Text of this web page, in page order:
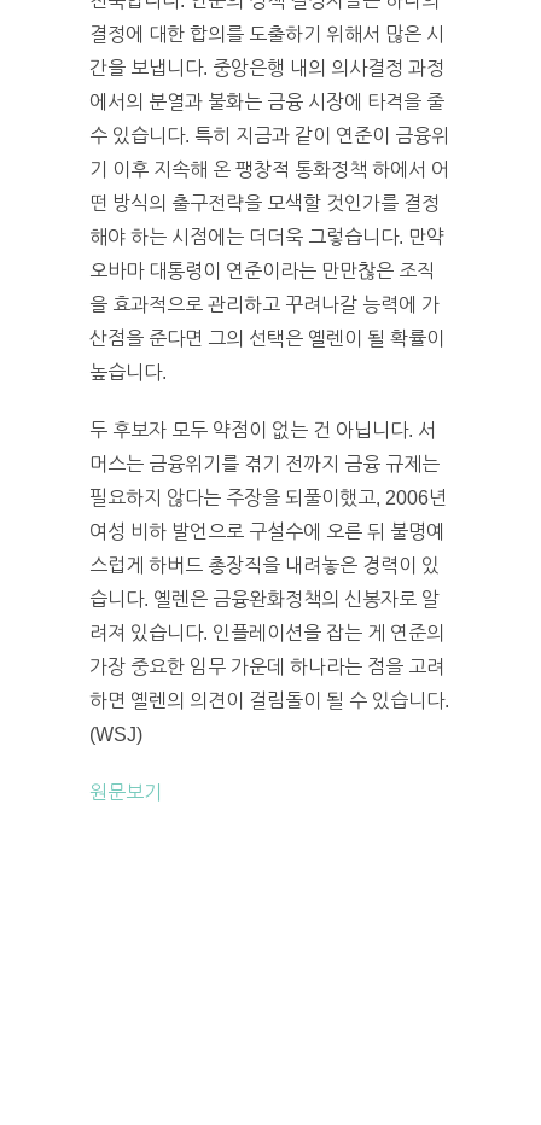
결정에 대한 합의를 도출하기 위해서 많은 시
간을 보냅니다. 중앙은행 내의 의사결정 과정
에서의 분열과 불화는 금융 시장에 타격을 줄
수 있습니다. 특히 지금과 같이 연준이 금융위
기 이후 지속해 온 팽창적 통화정책 하에서 어
떤 방식의 출구전략을 모색할 것인가를 결정
해야 하는 시점에는 더더욱 그렇습니다. 만약
오바마 대통령이 연준이라는 만만찮은 조직
을 효과적으로 관리하고 꾸려나갈 능력에 가
산점을 준다면 그의 선택은 옐렌이 될 확률이
높습니다.
두 후보자 모두 약점이 없는 건 아닙니다. 서
머스는 금융위기를 겪기 전까지 금융 규제는
필요하지 않다는 주장을 되풀이했고, 2006년
여성 비하 발언으로 구설수에 오른 뒤 불명예
스럽게 하버드 총장직을 내려놓은 경력이 있
습니다. 옐렌은 금융완화정책의 신봉자로 알
려져 있습니다. 인플레이션을 잡는 게 연준의
가장 중요한 임무 가운데 하나라는 점을 고려
하면 옐렌의 의견이 걸림돌이 될 수 있습니다.
(WSJ)
원문보기